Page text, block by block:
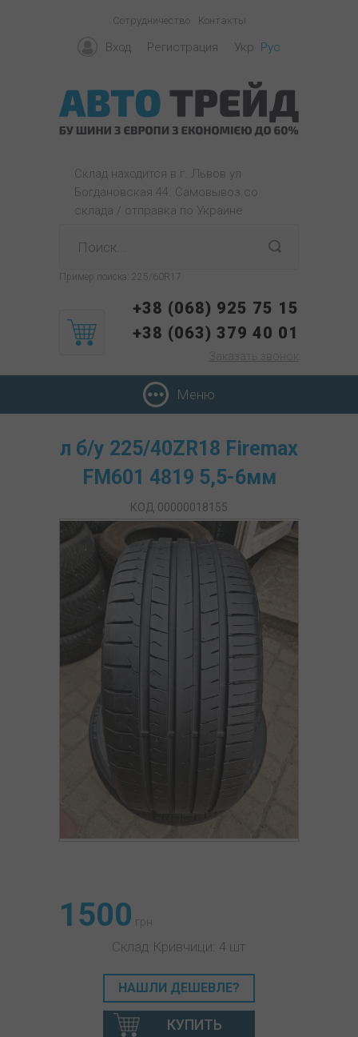
Сотрудничество Контакты
Вход Регистрация Укр Рус
Склад находится в г. Львов ул
Богдановская 44. Самовывоз со
склада / отправка по Украине
Пример поиска: 225/60R17
+38 (068) 925 75 15
+38 (063) 379 40 01
Заказать звонок
Меню
л б/у 225/40ZR18 Firemax
FM601 4819 5,5-6мм
КОД 00000018155
1500 грн
Склад Кривчици: 4 шт
НАШЛИ ДЕШЕВЛЕ?
КУПИТЬ